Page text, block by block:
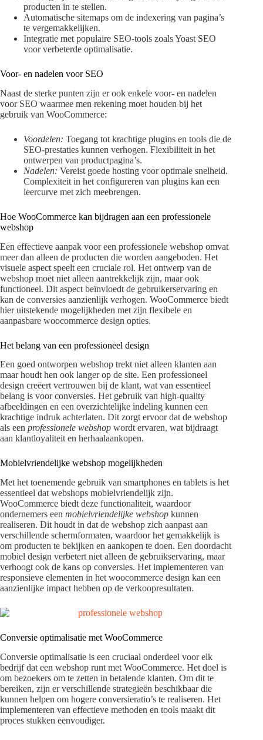
producten in te stellen.
Automatische sitemaps om de indexering van pagina’s
te vergemakkelijken.
Integratie met populaire SEO-tools zoals Yoast SEO
voor verbeterde optimalisatie.
Voor- en nadelen voor SEO
Naast de sterke punten zijn er ook enkele voor- en nadelen
voor SEO waarmee men rekening moet houden bij het
gebruik van WooCommerce:
Voordelen: Toegang tot krachtige plugins en tools die de
SEO-prestaties kunnen verhogen. Flexibiliteit in het
ontwerpen van productpagina’s.
Nadelen: Vereist goede hosting voor optimale snelheid.
Complexiteit in het configureren van plugins kan een
leercurve met zich meebrengen.
Hoe WooCommerce kan bijdragen aan een professionele
webshop
Een effectieve aanpak voor een professionele webshop omvat
meer dan alleen de producten die worden aangeboden. Het
visuele aspect speelt een cruciale rol. Het ontwerp van de
webshop moet niet alleen aantrekkelijk zijn, maar ook
functioneel. Dit aspect beïnvloedt de gebruikerservaring en
kan de conversies aanzienlijk verhogen. WooCommerce biedt
hier uitstekende mogelijkheden met zijn flexibele en
aanpasbare woocommerce design opties.
Het belang van een professioneel design
Een goed ontworpen webshop trekt niet alleen klanten aan
maar houdt hen ook langer op de site. Een professioneel
design creëert vertrouwen bij de klant, wat van essentieel
belang is voor conversies. Het gebruik van high-quality
afbeeldingen en een overzichtelijke indeling kunnen een
krachtige indruk achterlaten. Dit zorgt ervoor dat de webshop
als een professionele webshop wordt ervaren, wat bijdraagt
aan klantloyaliteit en herhaalaankopen.
Mobielvriendelijke webshop mogelijkheden
Met het toenemende gebruik van smartphones en tablets is het
essentieel dat webshops mobielvriendelijk zijn.
WooCommerce biedt deze functionaliteit, waardoor
ondernemers een mobielvriendelijke webshop kunnen
realiseren. Dit houdt in dat de webshop zich aanpast aan
verschillende schermformaten, waardoor het gemakkelijk is
om producten te bekijken en aankopen te doen. Een doordacht
mobiel design verbetert niet alleen de gebruikservaring, maar
verhoogt ook de kans op conversies. Het implementeren van
responsieve elementen in het woocommerce design kan een
aanzienlijke impact hebben op de verkoopresultaten.
Conversie optimalisatie met WooCommerce
Conversie optimalisatie is een cruciaal onderdeel voor elk
bedrijf dat een webshop runt met WooCommerce. Het doel is
om bezoekers om te zetten in betalende klanten. Om dit te
bereiken, zijn er verschillende strategieën beschikbaar die
kunnen helpen om hogere conversieratio’s te realiseren. Het
implementeren van effectieve methoden en tools maakt dit
proces stukken eenvoudiger.